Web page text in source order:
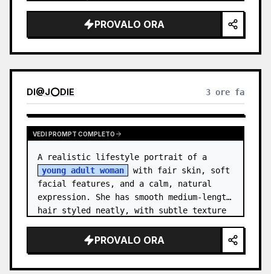
decorations.PROVALO ORA
DI@J⭕DIE 3 ore fa
VEDI PROMPT COMPLETO
young adult woman
with fair skin, soft
facial features, and a calm, natural
expression. She has smooth medium-length
hair styled neatly, with subtle texture
PROVALO ORA